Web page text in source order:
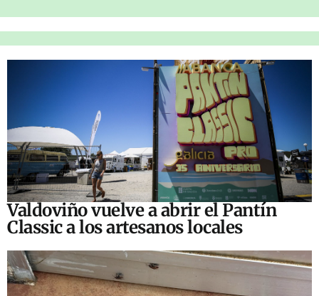
Valdoviño vuelve a abrir el Pantín
Classic a los artesanos locales